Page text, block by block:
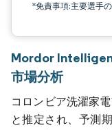
*免責事項:主要選手
Mordor
市場分析
コロンビア洗濯家
と推定され、予測